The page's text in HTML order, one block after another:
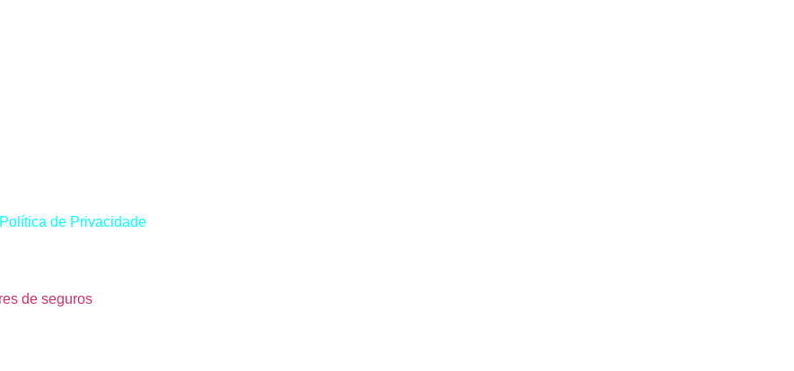
Política de Privacidade